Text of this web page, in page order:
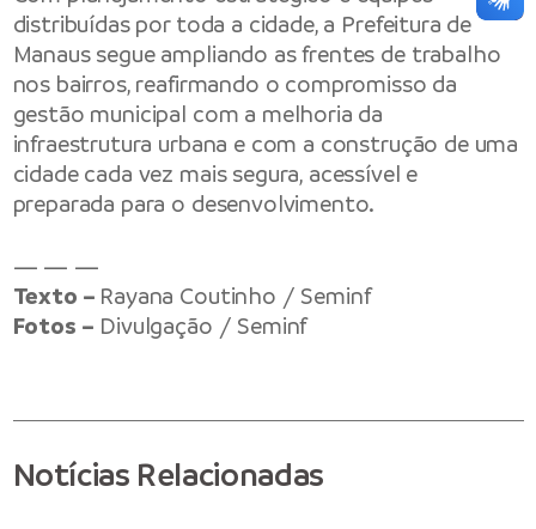
distribuídas por toda a cidade, a Prefeitura de
Manaus segue ampliando as frentes de trabalho
nos bairros, reafirmando o compromisso da
gestão municipal com a melhoria da
infraestrutura urbana e com a construção de uma
cidade cada vez mais segura, acessível e
preparada para o desenvolvimento.
— — —
Texto – Rayana Coutinho / Seminf
Fotos – Divulgação / Seminf
Notícias Relacionadas